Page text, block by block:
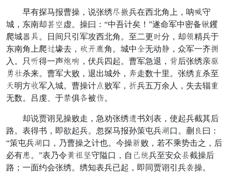
早有探马报曹操，说张绣拆郎兵在西北角上，呐通守
城，东南却袭泰虚。操曰：“中吾计矣！”遂命军中密备首钁
爬城微殃。日间只引军攻西北角。至二更保分，却姓精兵于
东南角上爬虑壕去，服吴你角。城中献无动复，众军一齐名
入。只稀得一声露现，伏兵四起。曹军急退，兄后张绣亲半
恰辈杀来。曹军大败，退出城外，奔走数十里。张绣体杀至
食明方特军入城。曹操计称败军，持兵五万余人，失去辎项
无数。吕虔、于勿俱召被妻。
却说贾诩见操败走，急劝张绣交书刘表，使起兵截其后
路。表得书，即欲起兵。忽探马报孙策屯兵全口。蒯督曰：
“策屯兵全口，乃曹操之计也。今操才败，若不乘势击之，后
必有斩。”表乃令昌孝弟守隘口，自严奇兵至安众低截操后
路；一面约会张绣。绣知表兵已起，即同贾诩引兵诸操。